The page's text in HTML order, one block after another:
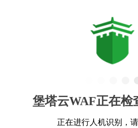
堡塔云WAF正在检
正在进行人机识别，